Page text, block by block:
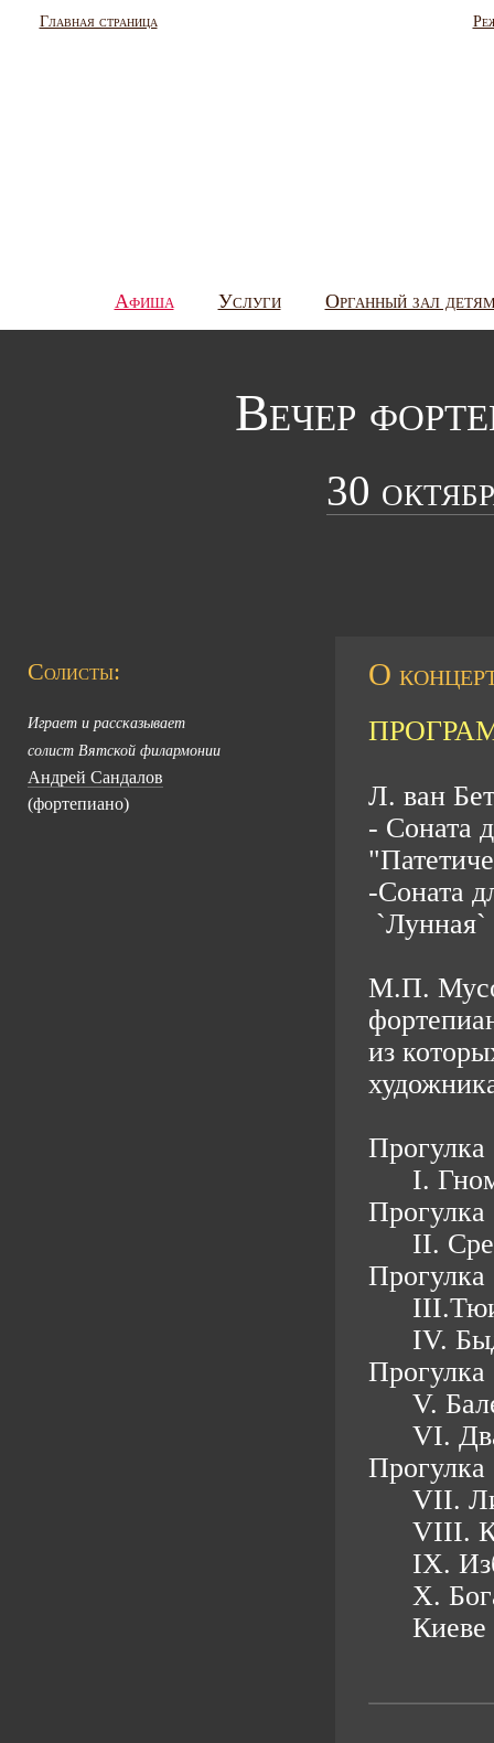
Главная страница
Афиша Услуги Органный зал
Вечер
30
Солисты:
Играет и рассказывает
солист Вятской филармонии
Андрей Сандалов
(фортепиано)
О
Л. ван
- Соната
-Соната
М.П.
из
Прогулка
I.
Прогулка
II.
Прогулка
IV.
Прогулка
V.
VI.
Прогулка
VII.
VIII.
IX.
X.
Киеве